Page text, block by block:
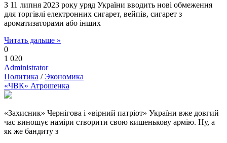
З 11 липня 2023 року уряд України вводить нові обмеження
для торгівлі електронних сигарет, вейпів, сигарет з
ароматизаторами або інших
Читать дальше »
0
1 020
Administrator
Политика /Экономика
«ЧВК» Атрошенка
«Захисник» Чернігова і «вірний патріот» України вже довгий
час виношує наміри створити свою кишенькову армію. Ну, а
як же бандиту з